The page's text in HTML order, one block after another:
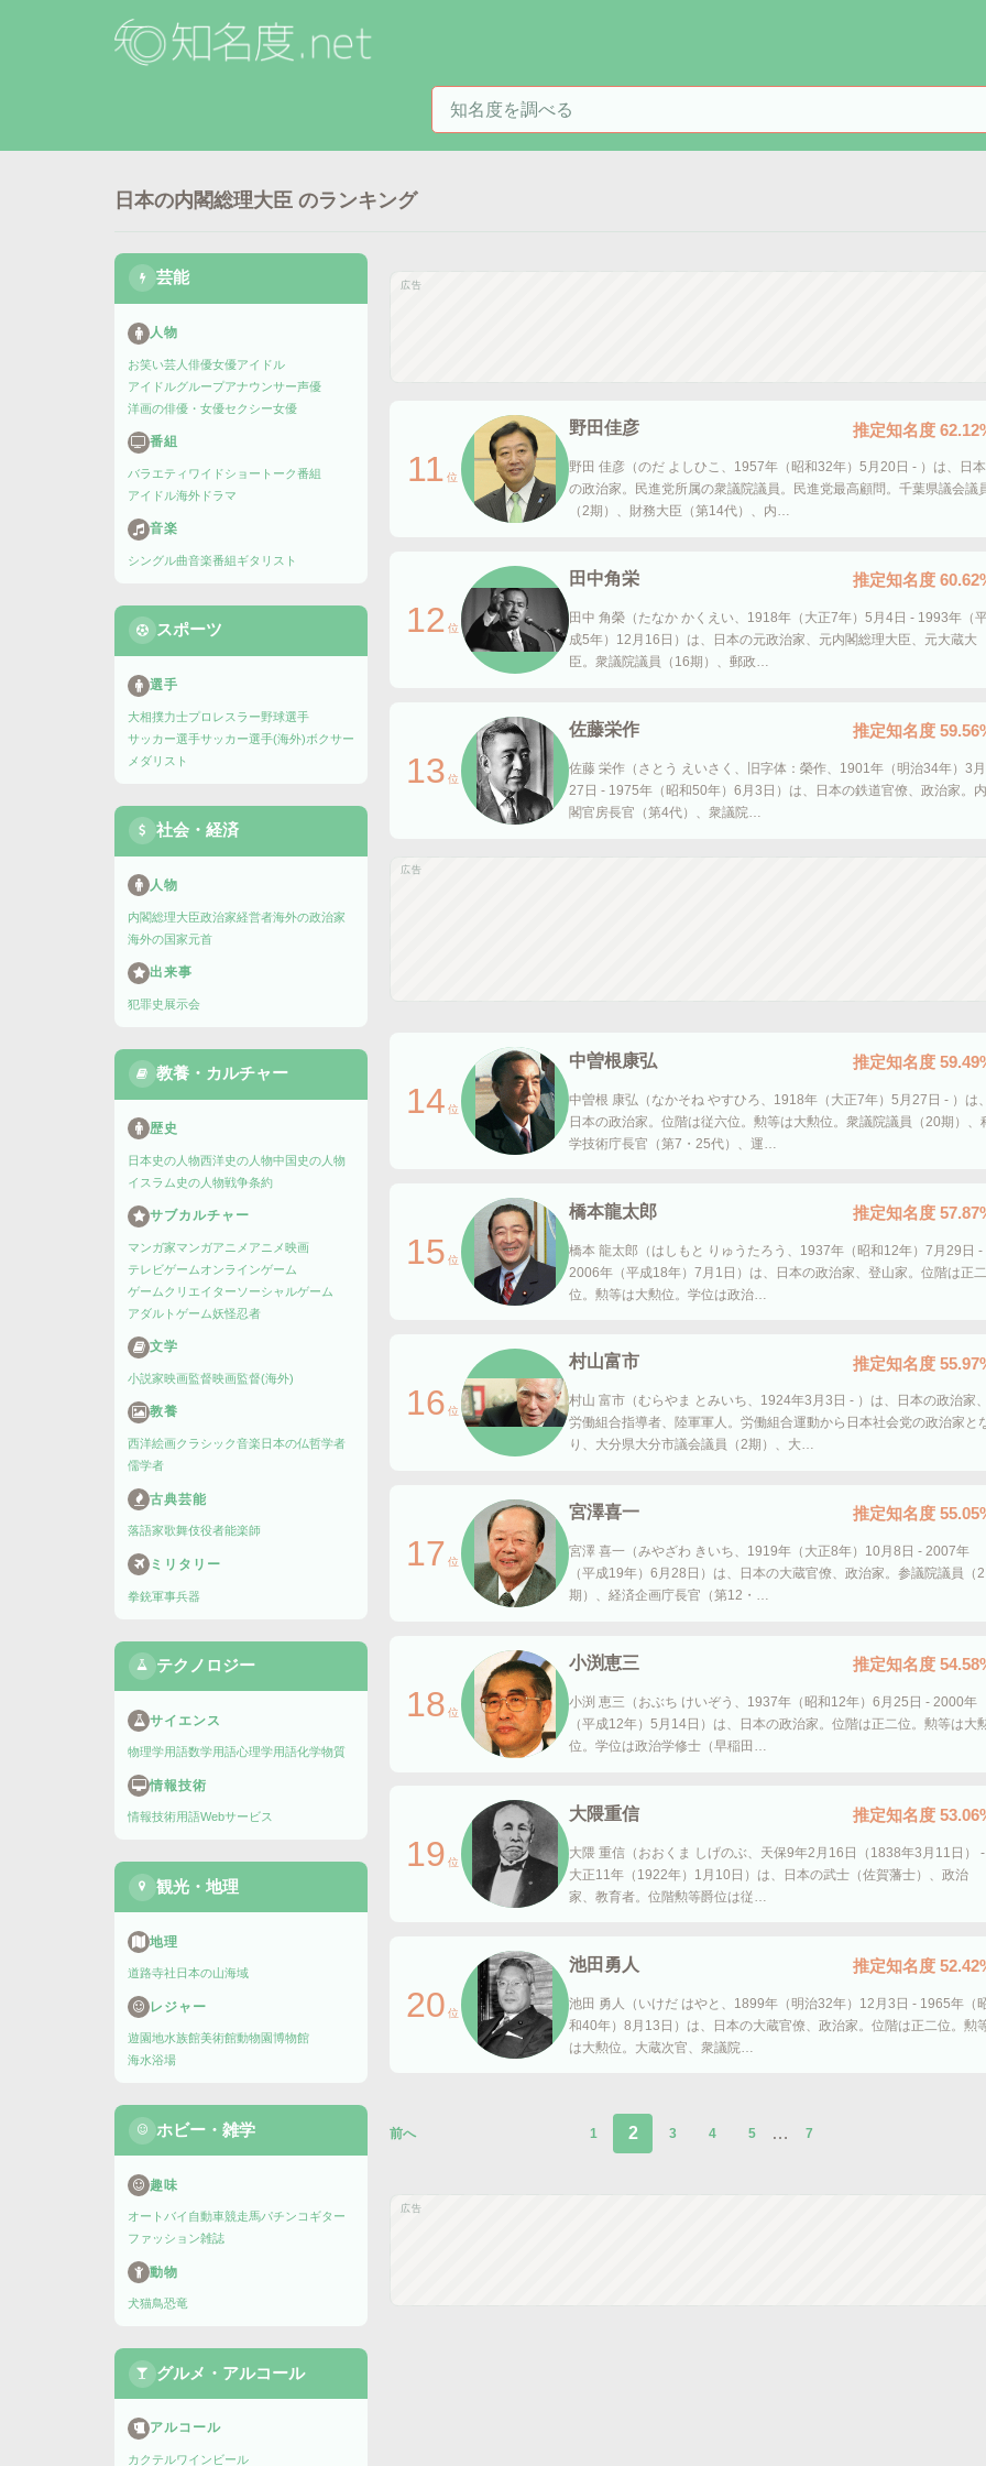
知名度を検索
日本の内閣総理大臣 のランキング
芸能
人物
お笑い芸人 俳優女優アイドル
アイドルグループアナウンサー声優
洋画の俳優・女優セクシー女優
番組
バラエティ ワイドショー トーク番組
アイドル海外ドラマ
音楽
シングル曲音楽番組ギタリスト
スポーツ
選手
大相撲力士プロレスラー野球選手
サッカー選手サッカー選手(海外)ボクサー
メダリスト
社会・経済
人物
内閣総理大臣政治家経営者海外の政治家
海外の国家元首
出来事
犯罪史 展示会
教養・カルチャー
歴史
日本史の人物西洋史の人物中国史の人物
イスラム史の人物戦争条約
サブカルチャー
マンガ家マンガアニメ アニメ映画
テレビゲームオンラインゲーム
ゲームクリエイターソーシャルゲーム
アダルトゲーム妖怪忍者
文学
小説家映画監督映画監督(海外)
教養
西洋絵画クラシック音楽 日本の仏哲学者
儒学者
古典芸能
落語家歌舞伎役者能楽師
ミリタリー
拳銃軍事兵器
テクノロジー
サイエンス
物理学用語数学用語心理学用語化学物質
情報技術
情報技術用語Webサービス
観光・地理
地理
道路寺社 日本の山海域
レジャー
遊園地水族館美術館動物園博物館
海水浴場
ホビー・雑学
趣味
オートバイ 自動車競走馬パチンコ ギター
ファッション雑誌
動物
犬猫鳥恐竜
グルメ・アルコール
アルコール
カクテルワイン ビール
広告
11 位
野田佳彦 推定知名度
野田 佳彦（のだ よしひこ、1957年（昭和32年）5月20日 - ）は、日本
の政治家。民進党所属の衆議院議員。民進党最高顧問。千葉県議会議
（2期）、財務大臣（第14代）、内…
12 位
田中角栄 推定知名度
田中 角榮（たなか かくえい、1918年（大正7年）5月4日 - 1993年（
成5年）12月16日）は、日本の元政治家、元内閣総理大臣、元大蔵大
臣。衆議院議員（16期）、郵政…
13 位
佐藤栄作 推定知名度
佐藤 栄作（さとう えいさく、旧字体：榮作、1901年（明治34年）3月
27日 - 1975年（昭和50年）6月3日）は、日本の鉄道官僚、政治家。内
閣官房長官（第4代）、衆議院…
広告
14 位
中曽根康弘 推定知名度
中曽根 康弘（なかそね やすひろ、1918年（大正7年）5月27日 - ）は、
日本の政治家。位階は従六位。勲等は大勲位。衆議院議員（20期）、
学技術庁長官（第7・25代）、運…
15 位
橋本龍太郎 推定知名度
橋本 龍太郎（はしもと りゅうたろう、1937年（昭和12年）7月29日 -
2006年（平成18年）7月1日）は、日本の政治家、登山家。位階は正二
位。勲等は大勲位。学位は政治…
16 位
村山富市 推定知名度
村山 富市（むらやま とみいち、1924年3月3日 - ）は、日本の政治家、
労働組合指導者、陸軍軍人。労働組合運動から日本社会党の政治家と
り、大分県大分市議会議員（2期）、大…
17 位
宮澤喜一 推定知名度
宮澤 喜一（みやざわ きいち、1919年（大正8年）10月8日 - 2007年
（平成19年）6月28日）は、日本の大蔵官僚、政治家。参議院議員（2
期）、経済企画庁長官（第12・…
18 位
小渕恵三 推定知名度
小渕 恵三（おぶち けいぞう、1937年（昭和12年）6月25日 - 2000年
（平成12年）5月14日）は、日本の政治家。位階は正二位。勲等は大
位。学位は政治学修士（早稲田…
19 位
大隈重信 推定知名度
大隈 重信（おおくま しげのぶ、天保9年2月16日（1838年3月11日） -
大正11年（1922年）1月10日）は、日本の武士（佐賀藩士）、政治
家、教育者。位階勲等爵位は従…
20 位
池田勇人 推定知名度
池田 勇人（いけだ はやと、1899年（明治32年）12月3日 - 1965年（
和40年）8月13日）は、日本の大蔵官僚、政治家。位階は正二位。勲
は大勲位。大蔵次官、衆議院…
前へ 1 2 3 4 5 … 7
広告